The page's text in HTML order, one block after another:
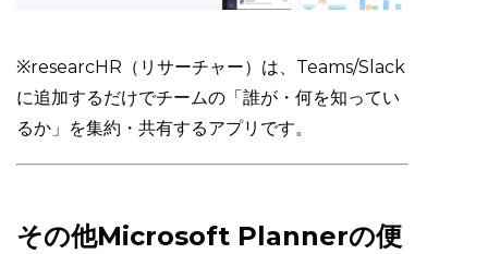
※researcHR（リサーチャー）は、Teams/Slack
に追加するだけでチームの「誰が・何を知ってい
るか」を集約・共有するアプリです。
その他Microsoft Plannerの便